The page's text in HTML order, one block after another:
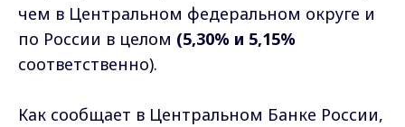
чем в Центральном федеральном округе и
по России в целом (5,30% и 5,15%
соответственно).
Как сообщает в Центральном Банке России,